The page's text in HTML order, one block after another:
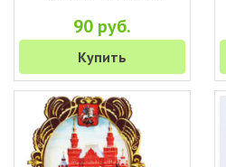
90 руб.
Купить